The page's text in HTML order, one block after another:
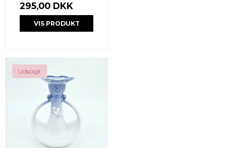
295,00 DKK
VIS PRODUKT
Udsolgt